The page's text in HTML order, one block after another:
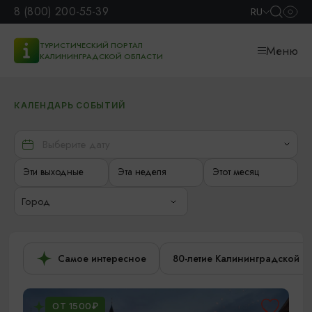
8 (800) 200-55-39 RU
ТУРИСТИЧЕСКИЙ ПОРТАЛ
КАЛИНИНГРАДСКОЙ ОБЛАСТИ
Меню
КАЛЕНДАРЬ СОБЫТИЙ
Эти выходные Эта неделя Этот месяц
Город
Самое интересное 80-летие Калининградской
ОТ 1500₽